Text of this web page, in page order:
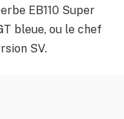
EB110 Super
bleue, ou le chef
SV.